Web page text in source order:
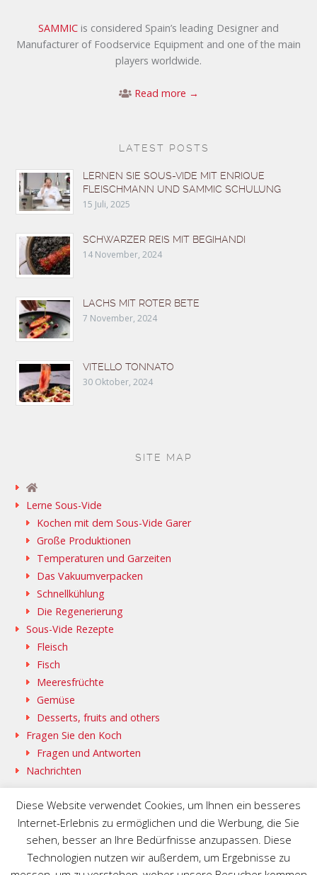
SAMMIC is considered Spain’s leading Designer and
Manufacturer of Foodservice Equipment and one of the main
players worldwide.
Read more →
LATEST POSTS
LERNEN SIE SOUS-VIDE MIT ENRIQUE
FLEISCHMANN UND SAMMIC SCHULUNG
15 Juli, 2025
SCHWARZER REIS MIT BEGIHANDI
14 November, 2024
LACHS MIT ROTER BETE
7 November, 2024
VITELLO TONNATO
30 Oktober, 2024
SITE MAP
Lerne Sous-Vide
Kochen mit dem Sous-Vide Garer
Große Produktionen
Temperaturen und Garzeiten
Das Vakuumverpacken
Schnellkühlung
Die Regenerierung
Sous-Vide Rezepte
Fleisch
Fisch
Meeresfrüchte
Gemüse
Desserts, fruits and others
Fragen Sie den Koch
Fragen und Antworten
Nachrichten
SAMMIC WEB @DE
BASQUESTAGE @DE
FLEISCHMANN\’S COOKING GROUP @DE
Diese Website verwendet Cookies, um Ihnen ein besseres
Internet-Erlebnis zu ermöglichen und die Werbung, die Sie
sehen, besser an Ihre Bedürfnisse anzupassen. Diese
Technologien nutzen wir außerdem, um Ergebnisse zu